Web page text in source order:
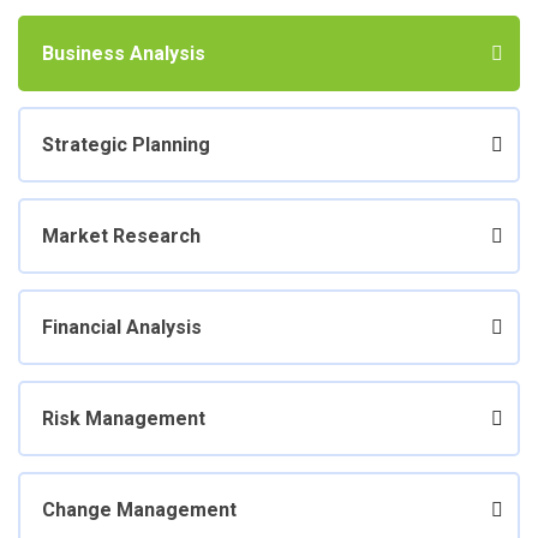
Business Analysis
Strategic Planning
Market Research
Financial Analysis
Risk Management
Change Management